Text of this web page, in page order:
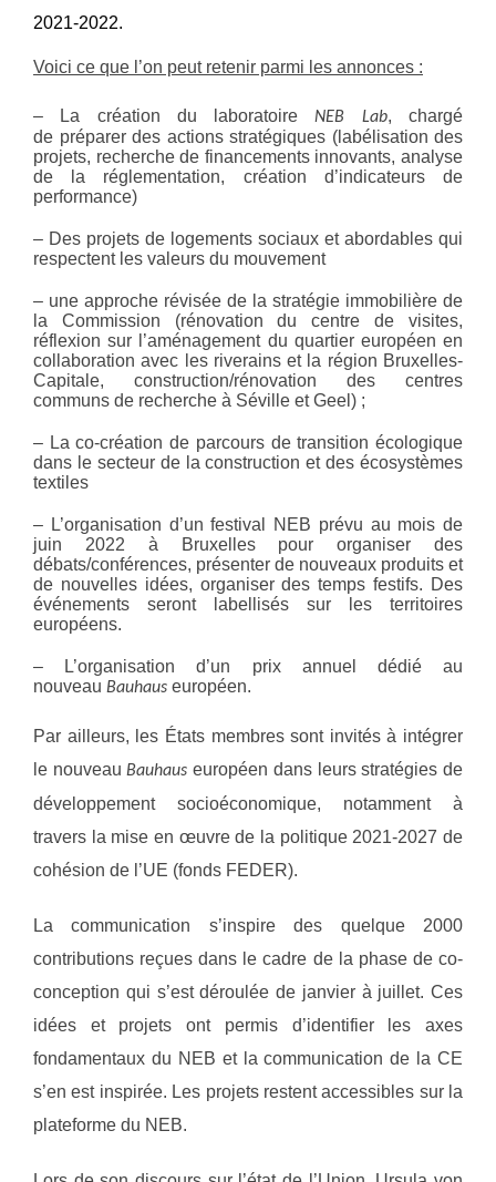
2021-2022.
Voici ce que l’on peut retenir parmi les annonces :
– La création du laboratoire NEB Lab, chargé
de préparer des actions stratégiques (labélisation des
projets, recherche de financements innovants, analyse
de la réglementation, création d’indicateurs de
performance)
– Des projets de logements sociaux et abordables qui
respectent les valeurs du mouvement
– une approche révisée de la stratégie immobilière de
la Commission (rénovation du centre de visites,
réflexion sur l’aménagement du quartier européen en
collaboration avec les riverains et la région Bruxelles-
Capitale, construction/rénovation des centres
communs de recherche à Séville et Geel) ;
– La co-création de parcours de transition écologique
dans le secteur de la construction et des écosystèmes
textiles
– L’organisation d’un festival NEB prévu au mois de
juin 2022 à Bruxelles pour organiser des
débats/conférences, présenter de nouveaux produits et
de nouvelles idées, organiser des temps festifs. Des
événements seront labellisés sur les territoires
européens.
– L’organisation d’un prix annuel dédié au
nouveau Bauhaus européen.
Par ailleurs, les États membres sont invités à intégrer
le nouveauBauhaus européen dans leurs stratégies de
développement socioéconomique, notamment à
travers la mise en œuvre de la politique 2021-2027 de
cohésion de l’UE (fonds FEDER).
La communication s’inspire des quelque 2000
contributions reçues dans le cadre de la phase de co-
conception qui s’est déroulée de janvier à juillet. Ces
idées et projets ont permis d’identifier les axes
fondamentaux du NEB et la communication de la CE
s’en est inspirée. Les projets restent accessibles sur la
plateforme du NEB.